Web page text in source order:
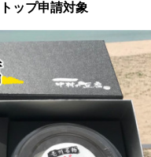
ップ申請対象